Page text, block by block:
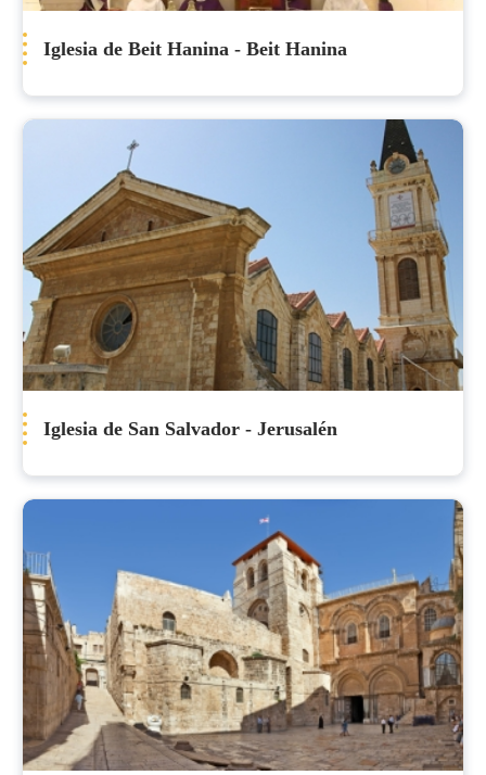
Iglesia de Beit Hanina - Beit Hanina
Iglesia de San Salvador - Jerusalén